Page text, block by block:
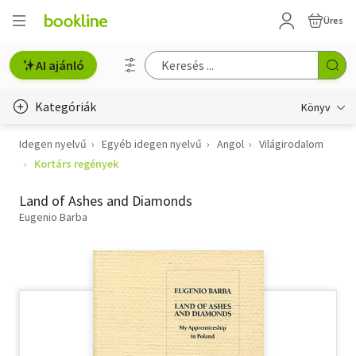
Üres
AI ajánló
Kategóriák Könyv
Életmód, egészség
Gyermek- és ifjúsági
Hobbi, szabadidő
Idegen nyelvű Egyéb idegen nyelvű Angol
Világirodalom
Kortárs regények
Land of Ashes and Diamonds
Eugenio Barba